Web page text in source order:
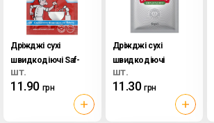
Дріжджі сухі
швидкодіючі Saf-
Instant, 11 г
шт.
11.90 грн
Дріжджі сухі
швидкодіючі
Львівські дріжджі,
12 г
шт.
11.30 грн